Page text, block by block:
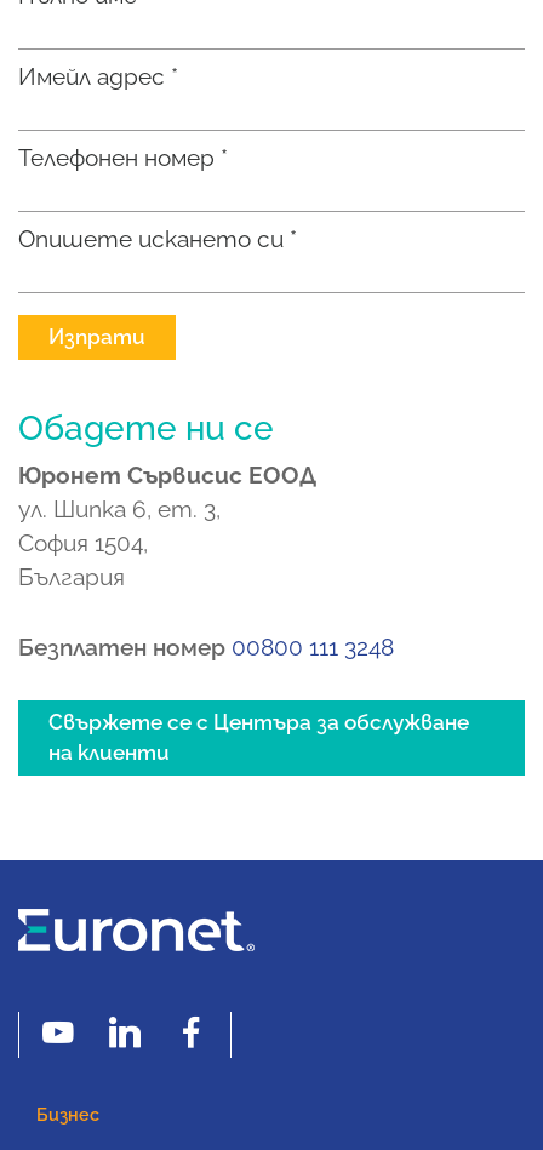
Имейл адрес *
Телефонен номер *
Опишете искането си *
Изпрати
Обадете ни се
Юронет Сървисис ЕООД
ул. Шипка 6, ет. 3,
София 1504,
България
Безплатен номер 00800 111 3248
Свържете се с Центъра за обслужване
на клиенти
Бизнес